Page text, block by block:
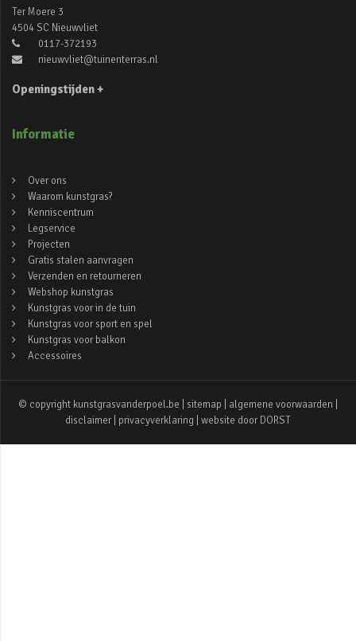
Ter Moere 3
4504 SC Nieuwvliet
0117-372193
nieuwvliet@tuinenterras.nl
Openingstijden +
Informatie
Over ons
Waarom kunstgras?
Kenniscentrum
Legservice
Projecten
Gratis stalen aanvragen
Verzenden en retourneren
Webshop kunstgras
Kunstgras voor in de tuin
Kunstgras voor sport en spel
Kunstgras voor balkon
Accessoires
© copyright kunstgrasvanderpoel.be | sitemap algemene voorwaarden
disclaimer
privacyverklaring | website door DORST